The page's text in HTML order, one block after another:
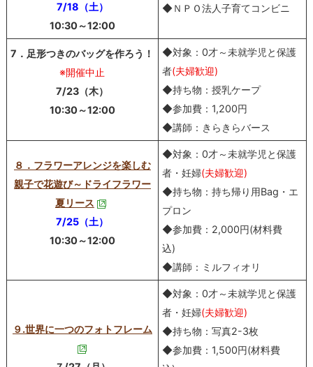
7/18（土）
10:30～12:00
◆ＮＰＯ法人子育てコンビニ
7．足形つきのバッグを作ろう！
※開催中止
7/23（木）
10:30～12:00
◆対象：0才～未就学児と保護
者(夫婦歓迎)
◆持ち物：授乳ケープ
◆参加費：1,200円
◆講師：きらきらバース
８．フラワーアレンジを楽しむ
親子で花遊び～ドライフラワー
夏リース
7/25（土）
10:30～12:00
◆対象：0才～未就学児と保護
者・妊婦(夫婦歓迎)
◆持ち物：持ち帰り用Bag・エ
プロン
◆参加費：2,000円(材料費
込)
◆講師：ミルフィオリ
９.世界に一つのフォトフレーム
◆対象：0才～未就学児と保護
者・妊婦(夫婦歓迎)
◆持ち物：写真2-3枚
◆参加費：1,500円(材料費